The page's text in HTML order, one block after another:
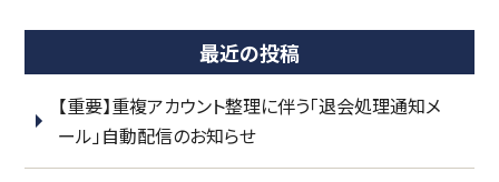
最近の投稿
【重要】重複アカウント整理に伴う「退会処理通知メ
ール」自動配信のお知らせ